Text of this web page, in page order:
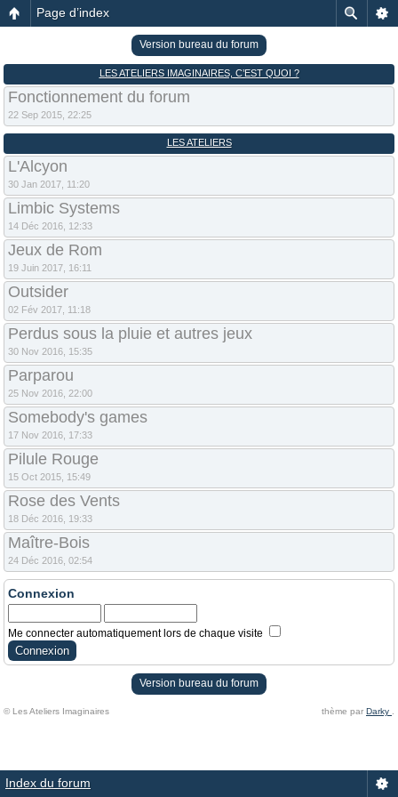
Page d’index
Version bureau du forum
LES ATELIERS IMAGINAIRES, C’EST QUOI ?
Fonctionnement du forum
22 Sep 2015, 22:25
LES ATELIERS
L'Alcyon
30 Jan 2017, 11:20
Limbic Systems
14 Déc 2016, 12:33
Jeux de Rom
19 Juin 2017, 16:11
Outsider
02 Fév 2017, 11:18
Perdus sous la pluie et autres jeux
30 Nov 2016, 15:35
Parparou
25 Nov 2016, 22:00
Somebody's games
17 Nov 2016, 17:33
Pilule Rouge
15 Oct 2015, 15:49
Rose des Vents
18 Déc 2016, 19:33
Maître-Bois
24 Déc 2016, 02:54
Connexion
Me connecter automatiquement lors de chaque visite
Version bureau du forum
© Les Ateliers Imaginaires thème par Darky
Index du forum